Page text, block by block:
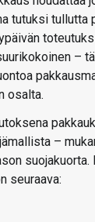
tutuksi tullutta
–
osalta.
–
suojakuorta.
seuraava: